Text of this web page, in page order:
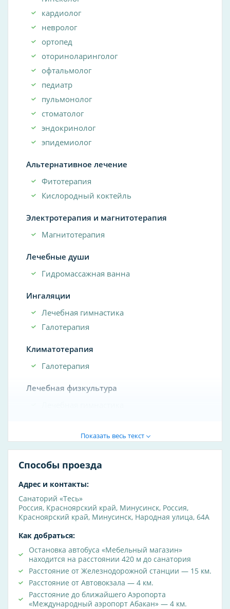
кардиолог
невролог
ортопед
оториноларинголог
офтальмолог
педиатр
пульмонолог
стоматолог
эндокринолог
эпидемиолог
Альтернативное лечение
Фитотерапия
Кислородный коктейль
Электротерапия и магнитотерапия
Магнитотерапия
Лечебные души
Гидромассажная ванна
Ингаляции
Лечебная гимнастика
Галотерапия
Климатотерапия
Галотерапия
Лечебная физкультура
Вибромассаж
Косметологические услуги
ультразвук
Специализация клиники
диагностика
медицинские справки
неврология
Методы диагностики
Показать весь текст
Способы проезда
Адрес и контакты:
Санаторий «Тесь»
Россия, Красноярский край, Минусинск, Россия,
Красноярский край, Минусинск, Народная улица, 64А
Как добраться:
Остановка автобуса «Мебельный магазин»
находится на расстоянии 420 м до санатория
Расстояние от Железнодорожной станции — 15 км.
Расстояние от Автовокзала — 4 км.
Расстояние до ближайшего Аэропорта
«Международный аэропорт Абакан» — 4 км.